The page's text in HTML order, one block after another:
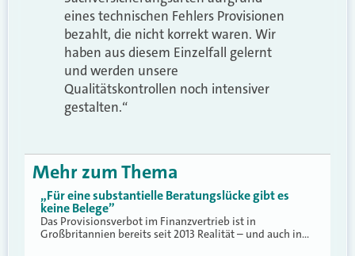
eines technischen Fehlers Provisionen
bezahlt, die nicht korrekt waren. Wir
haben aus diesem Einzelfall gelernt
und werden unsere
Qualitätskontrollen noch intensiver
gestalten.“
Mehr zum Thema
„Für eine substantielle Beratungslücke gibt es
keine Belege”
Das Provisionsverbot im Finanzvertrieb ist in
Großbritannien bereits seit 2013 Realität – und auch in…